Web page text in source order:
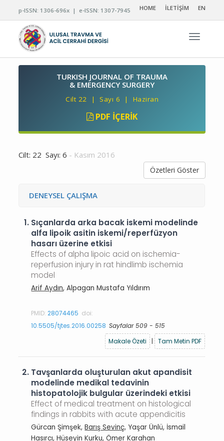
p-ISSN: 1306-696x | e-ISSN: 1307-7945 HOME İLETİŞİM EN
TURKISH JOURNAL OF TRAUMA
& EMERGENCY SURGERY
Cilt 22 | Sayı 6 | Haziran
PDF İÇERIK
Cilt: 22 Sayı: 6 - Kasım 2016
Özetleri Göster
DENEYSEL ÇALIŞMA
1. Sıçanlarda arka bacak iskemi modelinde
alfa lipoik asitin iskemi/reperfüzyon
hasarı üzerine etkisi
Effects of alpha lipoic acid on ischemia-
reperfusion injury in rat hindlimb ischemia
model
Arif Aydın, Alpagan Mustafa Yıldırım
PMID:28074465 doi:
10.5505/tjtes.2016.00258 Sayfalar 509 - 515
Makale Özeti
| Tam Metin PDF
2. Tavşanlarda oluşturulan akut apandisit
modelinde medikal tedavinin
histopatolojik bulgular üzerindeki etkisi
Effect of medical treatment on histological
findings in rabbits with acute appendicitis
Gürcan Şimşek,Barış Sevinç, Yaşar Ünlü, İsmail
Hasırcı, Hüseyin Kurku, Ömer Karahan